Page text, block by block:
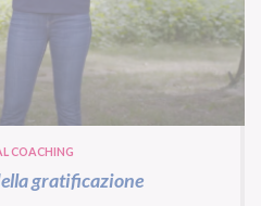
COACHING
gratificazione